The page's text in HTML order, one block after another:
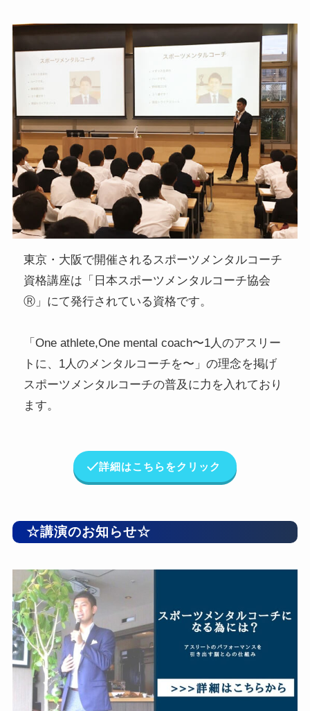
東京・大阪で開催されるスポーツメンタルコーチ
資格講座は「日本スポーツメンタルコーチ協会
Ⓡ」にて発行されている資格です。
「One athlete,One mental coach〜1人のアスリー
トに、1人のメンタルコーチを〜」の理念を掲げ
スポーツメンタルコーチの普及に力を入れており
ます。
詳細はこちらをクリック
☆講演のお知らせ☆